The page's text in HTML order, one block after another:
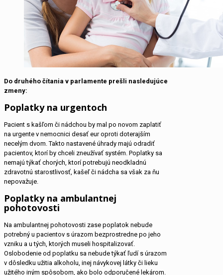
Do druhého čítania v parlamente prešli nasledujúce
zmeny:
Poplatky na urgentoch
Pacient s kašľom či nádchou by mal po novom zaplatiť
na urgente v nemocnici desať eur oproti doterajším
necelým dvom. Takto nastavené úhrady majú odradiť
pacientov, ktorí by chceli zneužívať systém. Poplatky sa
nemajú týkať chorých, ktorí potrebujú neodkladnú
zdravotnú starostlivosť, kašeľ či nádcha sa však za ňu
nepovažuje.
Poplatky na ambulantnej
pohotovosti
Na ambulantnej pohotovosti zase poplatok nebude
potrebný u pacientov s úrazom bezprostredne po jeho
vzniku a u tých, ktorých museli hospitalizovať.
Oslobodenie od poplatku sa nebude týkať ľudí s úrazom
v dôsledku užitia alkoholu, inej návykovej látky či lieku
užitého iným spôsobom, ako bolo odporučené lekárom.